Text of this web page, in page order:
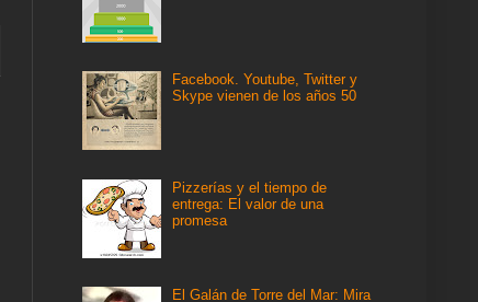
Facebook. Youtube, Twitter y
Skype vienen de los años 50
Pizzerías y el tiempo de
entrega: El valor de una
promesa
El Galán de Torre del Mar: Mira